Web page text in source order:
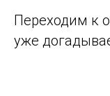
Переходим к
уже